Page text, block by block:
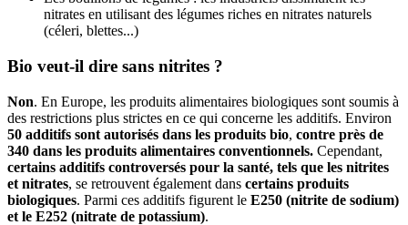
nitrates en utilisant des légumes riches en nitrates naturels
(céleri, blettes...)
Bio veut-il dire sans nitrites ?
Non. En Europe, les produits alimentaires biologiques sont soumis à
des restrictions plus strictes en ce qui concerne les additifs. Environ
50 additifs sont autorisés dans les produits bio, contre près de
340 dans les produits alimentaires conventionnels. Cependant,
certains additifs controversés pour la santé, tels que les nitrites
et nitrates, se retrouvent également dans certains produits
biologiques. Parmi ces additifs figurent le E250 (nitrite de sodium)
et le E252 (nitrate de potassium).